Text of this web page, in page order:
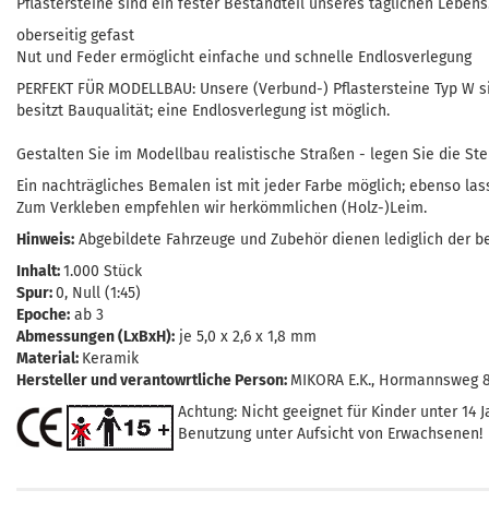
Pflastersteine sind ein fester Bestandteil unseres täglichen
oberseitig gefast
Nut und Feder ermöglicht einfache und schnelle Endlosverlegung
PERFEKT FÜR MODELLBAU: Unsere (Verbund-) Pflastersteine
besitzt Bauqualität; eine Endlosverlegung ist möglich.
Gestalten Sie im Modellbau realistische Straßen - legen Sie die
Ein nachträgliches Bemalen ist mit jeder Farbe möglich; ebenso
Zum Verkleben empfehlen wir herkömmlichen (Holz-)Leim.
Hinweis: Abgebildete Fahrzeuge und Zubehör dienen lediglich der
Inhalt:1.000 Stück
Spur:0, Null (1:45)
Epoche: ab 3
Abmessungen (LxBxH): je 5,0 x 2,6 x 1,8 mm
Material: Keramik
Hersteller und verantowrtliche Person: MIKORA E.K.,
Achtung: Nicht geeignet für Kinder unter 14
Benutzung unter Aufsicht von Erwachsenen!